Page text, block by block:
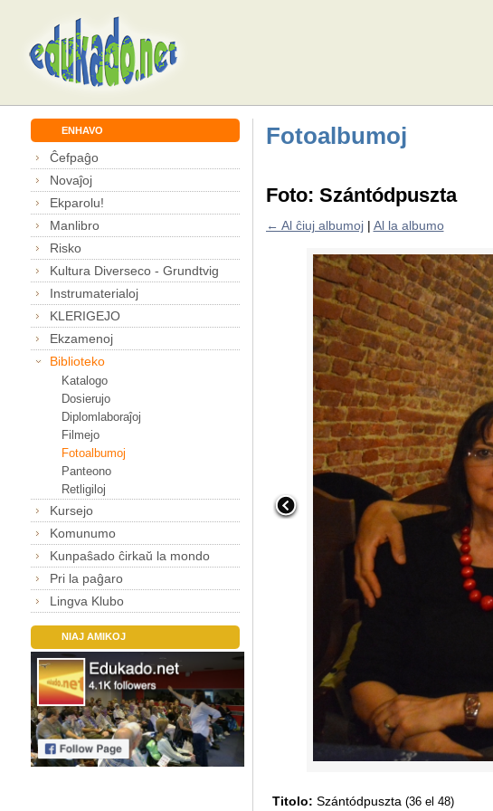
ENHAVO
Ĉefpaĝo
Novaĵoj
Ekparolu!
Manlibro
Risko
Kultura Diverseco - Grundtvig
Instrumaterialoj
KLERIGEJO
Ekzamenoj
Biblioteko
Katalogo
Dosierujo
Diplomlaboraĵoj
Filmejo
Fotoalbumoj
Panteono
Retligiloj
Kursejo
Komunumo
Kunpaŝado ĉirkaŭ la mondo
Pri la paĝaro
Lingva Klubo
NIAJ AMIKOJ
Fotoalbumoj
Foto: Szántódpuszta
← Al ĉiuj albumoj| Al la albumo
Titolo: Szántódpuszta (36 el 48)